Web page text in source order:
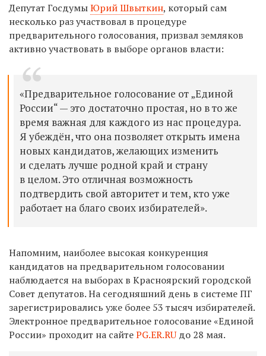
Депутат ГосдумыЮрий Швыткин, который сам
несколько раз участвовал в процедуре
предварительного голосования, призвал земляков
активно участвовать в выборе органов власти:
«Предварительное голосование от „Единой
России“ — это достаточно простая, но в то же
время важная для каждого из нас процедура.
Я убеждён, что она позволяет открыть имена
новых кандидатов, желающих изменить
и сделать лучше родной край и страну
в целом. Это отличная возможность
подтвердить свой авторитет и тем, кто уже
работает на благо своих избирателей».
Напомним, наиболее высокая конкуренция
кандидатов на предварительном голосовании
наблюдается на выборах в Красноярский городской
Совет депутатов. На сегодняшний день в системе ПГ
зарегистрировались уже более 53 тысяч избирателей.
Электронное предварительное голосование «Единой
России» проходит на сайтеPG.ER.RUдо 28 мая.